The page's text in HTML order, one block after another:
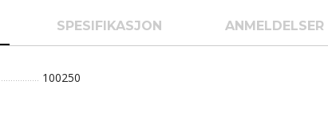
SPESIFIKASJON ANMELDELSER
100250